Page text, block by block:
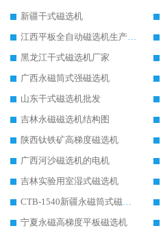
新疆干式磁选机
江西平板全自动磁选机生产厂家
黑龙江干式磁选机厂家
广西永磁筒式强磁选机
山东干式磁选机批发
吉林永磁磁选机结构图
陕西钛铁矿高梯度磁选机
广西河沙磁选机的电机
吉林实验用室湿式磁选机
CTB-1540新疆永磁筒式磁选机
宁夏永磁高梯度平板磁选机